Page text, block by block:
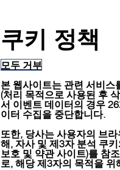
쿠키 정책
모두 거부
본 웹사이트는 관련 서비스
(처리 목적으로 사용된 후
서 이벤트 데이터의 경우
이터 수집을 중단합니다.
또한, 당사는 사용자의 브
해, 자사 및 제3자 분석 쿠
보호 및 약관 사이트)를 참
로, 해당 제3자의 목적을 위